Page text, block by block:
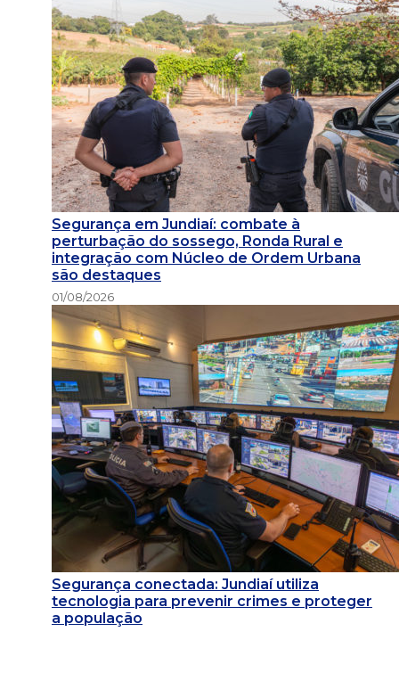
Segurança em Jundiaí: combate à
perturbação do sossego, Ronda Rural e
integração com Núcleo de Ordem Urbana
são destaques
01/08/2026
Segurança conectada: Jundiaí utiliza
tecnologia para prevenir crimes e proteger
a população